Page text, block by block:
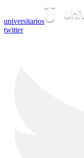
universitarios
twitter